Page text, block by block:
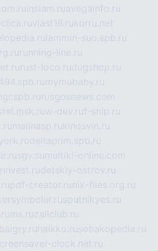
insiam.ruavegainfo.ru
vlast16.rukorru.net
lammin-suo.spb.ru
running-line.ru
rust-loco.rudugshop.ru
mymubaby.ru
ngr.spb.ru rusgosnews.com
w-dev.ruf-ship.ru
malinasp.rukinosvin.ru
deltaprim.spb.ru
sgv.su multiki-online.com
detskiy-ostrov.ru
pdf-creator.ru nix-files.org.ru
sputnikyes.ru
zallclub.ru
haikko.rusobakopedia.ru
clock.net.ru